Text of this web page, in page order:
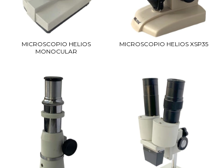
MICROSCOPIO HELIOS
MONOCULAR
MICROSCOPIO HELIOS XSP35